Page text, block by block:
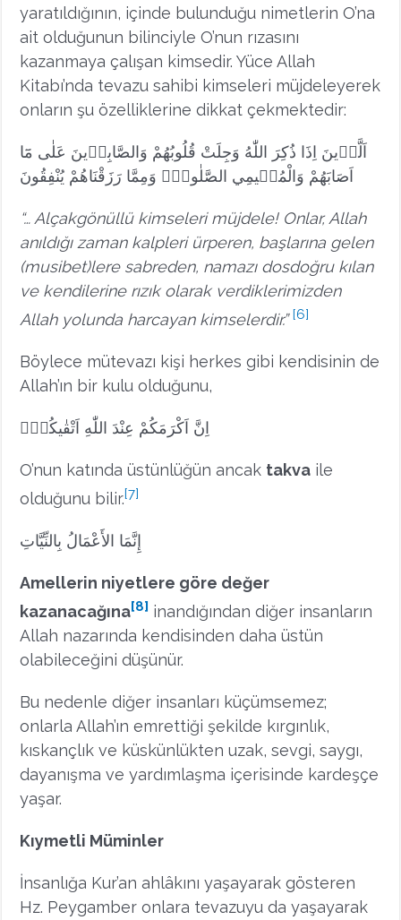
yaratıldığının, içinde bulunduğu nimetlerin O’na
ait olduğunun bilinciyle O’nun rızasını
kazanmaya çalışan kimsedir. Yüce Allah
Kitabı’nda tevazu sahibi kimseleri müjdeleyerek
onların şu özelliklerine dikkat çekmektedir:
اَلَّذ۪ينَ اِذَا ذُكِرَ اللّٰهُ وَجِلَتْ قُلُوبُهُمْ وَالصَّابِر۪ينَ عَلٰى مَٓا
اَصَابَهُمْ وَالْمُق۪يمِي الصَّلٰوةِۙ وَمِمَّا رَزَقْنَاهُمْ يُنْفِقُونَ
“… Alçakgönüllü kimseleri müjdele! Onlar, Allah
anıldığı zaman kalpleri ürperen, başlarına gelen
(musibet)lere sabreden, namazı dosdoğru kılan
ve kendilerine rızık olarak verdiklerimizden
Allah yolunda harcayan kimselerdir.” [6]
Böylece mütevazı kişi herkes gibi kendisinin de
Allah’ın bir kulu olduğunu,
اِنَّ اَكْرَمَكُمْ عِنْدَ اللّٰهِ اَتْقٰيكُمْۜ
O’nun katında üstünlüğün ancak takva ile
olduğunu bilir.[7]
إِنَّمَا الأَعْمَالُ بِالنِّيَّاتِ
Amellerin niyetlere göre değer
kazanacağına[8] inandığından diğer insanların
Allah nazarında kendisinden daha üstün
olabileceğini düşünür.
Bu nedenle diğer insanları küçümsemez;
onlarla Allah’ın emrettiği şekilde kırgınlık,
kıskançlık ve küskünlükten uzak, sevgi, saygı,
dayanışma ve yardımlaşma içerisinde kardeşçe
yaşar.
Kıymetli Müminler
İnsanlığa Kur’an ahlâkını yaşayarak gösteren
Hz. Peygamber onlara tevazuyu da yaşayarak